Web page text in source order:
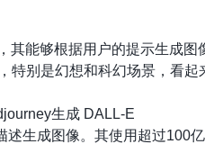
其能够根据用户的提示生成
别是幻想和科幻场景，看起
生成 DALL-E
生成图像。其使用超过100